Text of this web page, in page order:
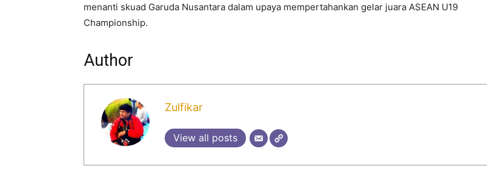
menanti skuad Garuda Nusantara dalam upaya mempertahankan gelar juara ASEAN U19
Championship.
Author
Zulfikar
View all posts